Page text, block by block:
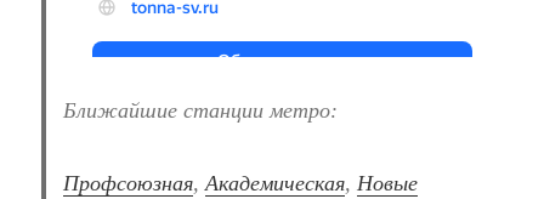
Ближайшие станции метро:
Профсоюзная,Академическая, Новые